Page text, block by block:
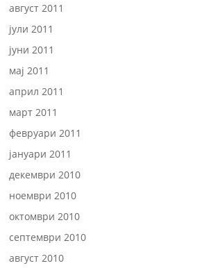
август 2011
јули 2011
јуни 2011
мај 2011
април 2011
март 2011
февруари 2011
јануари 2011
декември 2010
ноември 2010
октомври 2010
септември 2010
август 2010